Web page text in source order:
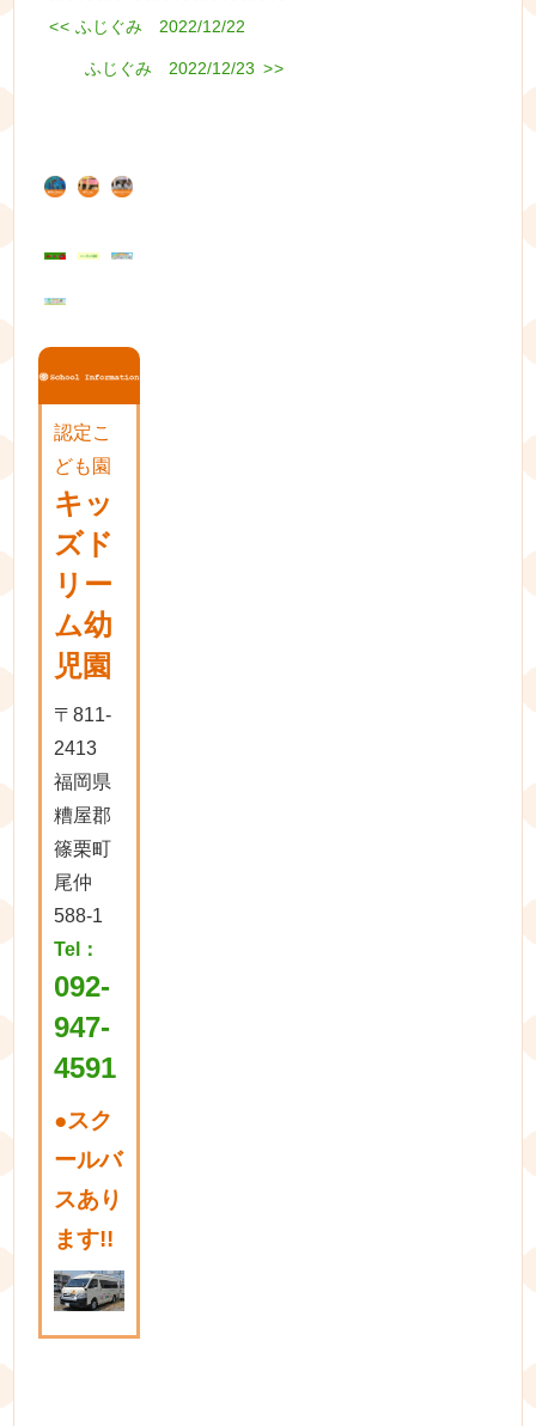
投
稿
ゲ
ー
ョ
Previous
<< ふじぐみ 2022/12/22
Next
ふじぐみ 2022/12/23 >>
認定こ
ども園
キッ
ズド
リー
ム幼
児園
〒811-
2413
福岡県
糟屋郡
篠栗町
尾仲
588-1
Tel：
092-
947-
4591
●スク
ールバ
スあり
ます!!